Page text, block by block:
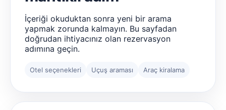
İçeriği okuduktan sonra yeni bir arama
yapmak zorunda kalmayın. Bu sayfadan
doğrudan ihtiyacınız olan rezervasyon
adımına geçin.
Otel seçenekleri Uçuş araması Araç kiralama